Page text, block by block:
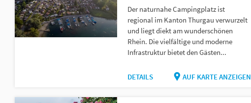
Der naturnahe Campingplatz ist
regional im Kanton Thurgau verwurzelt
und liegt diekt am wunderschönen
Rhein. Die vielfältige und moderne
Infrastruktur bietet den Gästen...
DETAILS AUF KARTE ANZEIGEN